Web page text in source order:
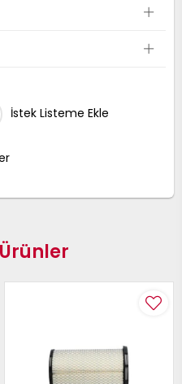
İstek Listeme Ekle